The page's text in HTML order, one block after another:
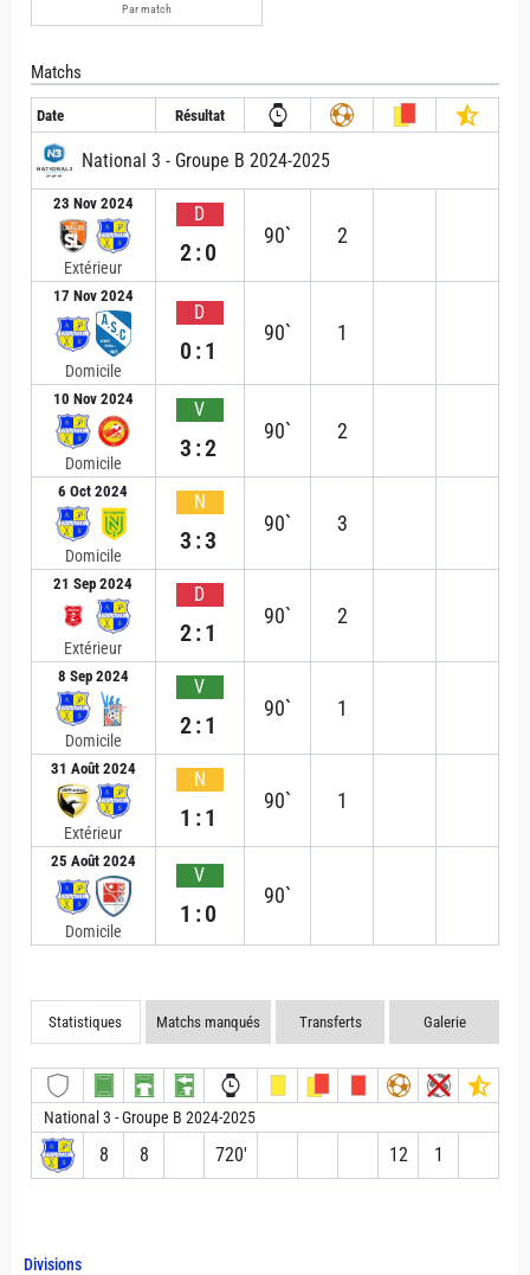
Divisions
Par match
Matchs
Date Résultat
National 3 - Groupe B 2024-2025
23 Nov 2024
Extérieur
D
2:0
90` 2
17 Nov 2024
Domicile
D
0:1
90` 1
10 Nov 2024
Domicile
V
3:2
90` 2
6 Oct 2024
Domicile
N
3:3
90` 3
21 Sep 2024
Extérieur
D
2:1
90` 2
8 Sep 2024
Domicile
V
2:1
90` 1
31 Août 2024
Extérieur
N
1:1
90` 1
25 Août 2024
Domicile
V
1:0
90`
Statistiques Matchs manqués Transferts Galerie
National 3 - Groupe B 2024-2025
8 8 720′ 12 1